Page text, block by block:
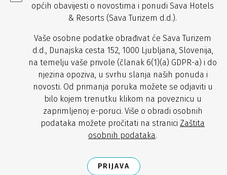
općih obavijesti o novostima i ponudi Sava Hotels
& Resorts (Sava Turizem d.d.).
Vaše osobne podatke obrađivat će Sava Turizem
d.d., Dunajska cesta 152, 1000 Ljubljana, Slovenija,
na temelju vaše privole (članak 6(1)(a) GDPR-a) i do
njezina opoziva, u svrhu slanja naših ponuda i
novosti. Od primanja poruka možete se odjaviti u
bilo kojem trenutku klikom na poveznicu u
zaprimljenoj e-poruci. Više o obradi osobnih
podataka možete pročitati na stranici Zaštita
osobnih podataka.
PRIJAVA